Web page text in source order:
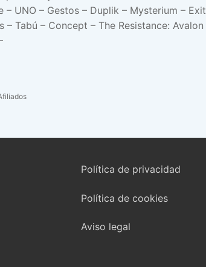
UNO – Gestos – Duplik – Mysterium –
Tabú – Concept – The Resistance:
Política de privacidad
Política de cookies
Aviso legal